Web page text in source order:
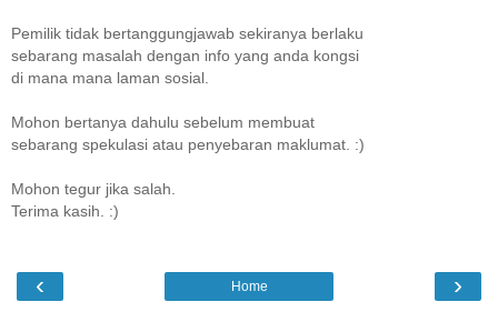
Pemilik tidak bertanggungjawab sekiranya berlaku
sebarang masalah dengan info yang anda kongsi
di mana mana laman sosial.
Mohon bertanya dahulu sebelum membuat
sebarang spekulasi atau penyebaran maklumat. :)
Mohon tegur jika salah.
Terima kasih. :)
‹ ›
Home